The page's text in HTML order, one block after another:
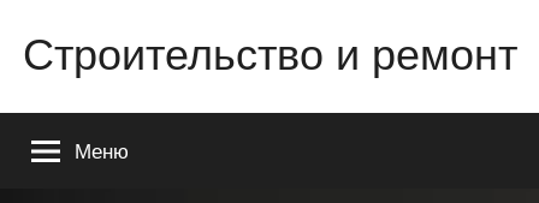
содержимому
Строительство и ремонт
строительстве
Меню